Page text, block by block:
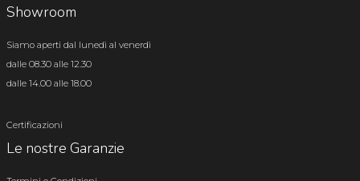
Showroom
Siamo aperti dal lunedì al venerdì
dalle 08.30 alle 12.30
dalle 14.00 alle 18.00
Certificazioni
Le nostre Garanzie